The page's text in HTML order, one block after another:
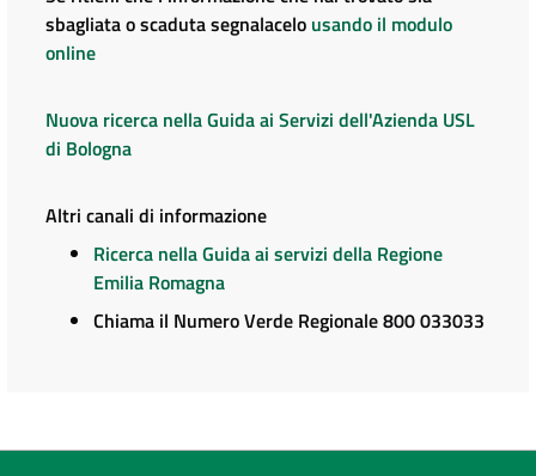
sbagliata o scaduta segnalacelo usando il modulo
online
Nuova ricerca nella Guida ai Servizi dell'Azienda USL
di Bologna
Altri canali di informazione
Ricerca nella Guida ai servizi della Regione
Emilia Romagna
Chiama il Numero Verde Regionale 800 033033